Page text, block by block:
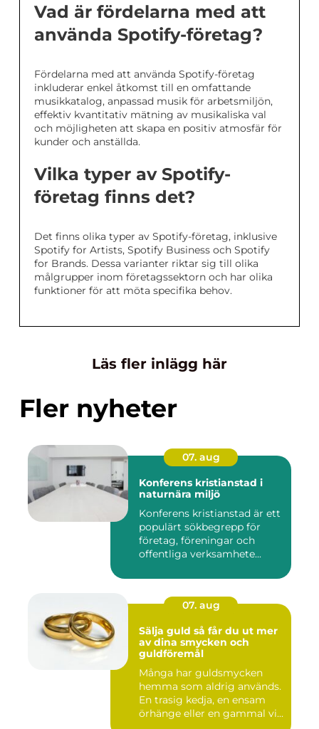
Vad är fördelarna med att
använda Spotify-företag?
Fördelarna med att använda Spotify-företag
inkluderar enkel åtkomst till en omfattande
musikkatalog, anpassad musik för arbetsmiljön,
effektiv kvantitativ mätning av musikaliska val
och möjligheten att skapa en positiv atmosfär för
kunder och anställda.
Vilka typer av Spotify-
företag finns det?
Det finns olika typer av Spotify-företag, inklusive
Spotify for Artists, Spotify Business och Spotify
for Brands. Dessa varianter riktar sig till olika
målgrupper inom företagssektorn och har olika
funktioner för att möta specifika behov.
Läs fler inlägg här
Fler nyheter
07. aug
Konferens kristianstad i
naturnära miljö
Konferens kristianstad är ett
populärt sökbegrepp för
företag, föreningar och
offentliga verksamhete...
07. aug
Sälja guld så får du ut mer
av dina smycken och
guldföremål
Många har guldsmycken
hemma som aldrig används.
En trasig kedja, en ensam
örhänge eller en gammal vi...